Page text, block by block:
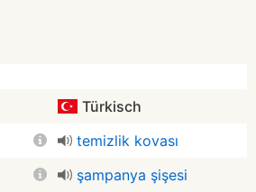
Türkisch
temizlik kovası
şampanya şişesi